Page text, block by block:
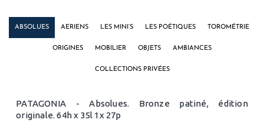
ABSOLUES AERIENS LES MINI’S LES POÉTIQUES TOROMÉTRIE
ORIGINES MOBILIER OBJETS AMBIANCES
COLLECTIONS PRIVÉES
PATAGONIA - Absolues. Bronze patiné, édition
originale. 64h x 35l 1x 27p